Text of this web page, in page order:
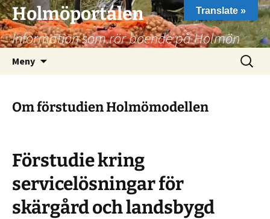
Hoppa
till
innehåll
Holmöportalen
Information som rör boende på Holmön
Meny
Sök
efter:
Om förstudien Holmömodellen
Förstudie kring
servicelösningar för
skärgård och landsbygd
Translate »